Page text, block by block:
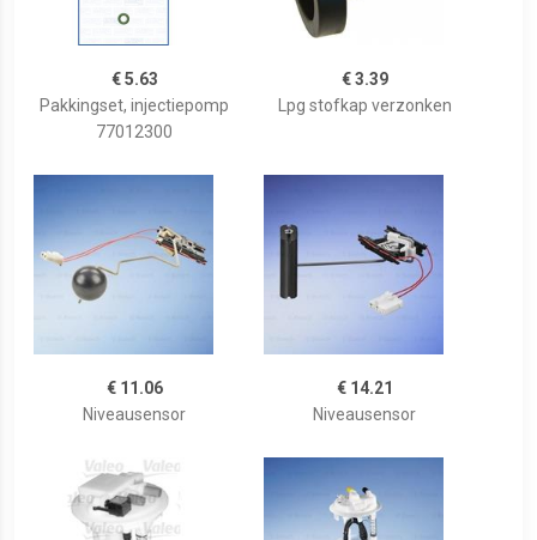
€ 5.63
Pakkingset, injectiepomp
77012300
€ 3.39
Lpg stofkap verzonken
€ 11.06
Niveausensor
€ 14.21
Niveausensor